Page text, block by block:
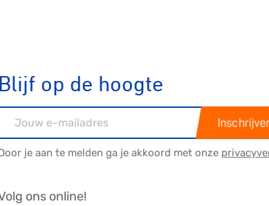
Blijf op de hoogte
je aan te melden ga je akkoord met onze
ons online!
Strandrace